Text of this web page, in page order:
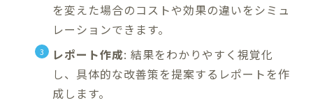
を変えた場合のコストや効果の違いをシミュ
レーションできます。
レポート作成: 結果をわかりやすく視覚化
し、具体的な改善策を提案するレポートを作
成します。